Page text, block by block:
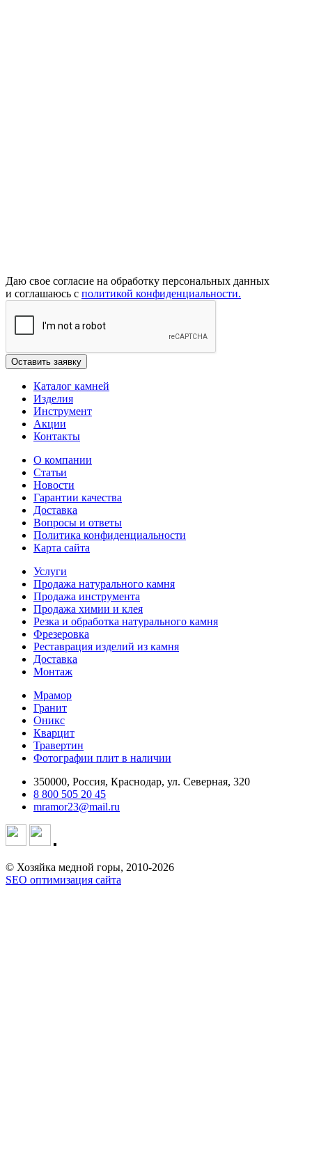
Даю свое согласие на обработку персональных данных
и соглашаюсь с политикой конфиденциальности.
Каталог камней
Изделия
Инструмент
Акции
Контакты
О компании
Статьи
Новости
Гарантии качества
Доставка
Вопросы и ответы
Политика конфиденциальности
Карта сайта
Услуги
Продажа натурального камня
Продажа инструмента
Продажа химии и клея
Резка и обработка натурального камня
Фрезеровка
Реставрация изделий из камня
Доставка
Монтаж
Мрамор
Гранит
Оникс
Кварцит
Травертин
Фотографии плит в наличии
350000, Россия, Краснодар, ул. Северная, 320
8 800 505 20 45
mramor23@mail.ru
© Хозяйка медной горы, 2010-2026
SEO оптимизация сайта